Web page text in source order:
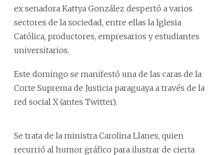
ex senadora Kattya González despertó a varios
sectores de la sociedad, entre ellas la Iglesia
Católica, productores, empresarios y estudiantes
universitarios.
Este domingo se manifestó una de las caras de la
Corte Suprema de Justicia paraguaya a través de la
red social X (antes Twitter).
Se trata de la ministra Carolina Llanes, quien
recurrió al humor gráfico para ilustrar de cierta